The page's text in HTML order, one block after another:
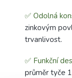
✅ Odolná
zinkovým
trvanlivost.
✅ Funkční
průměr tyče